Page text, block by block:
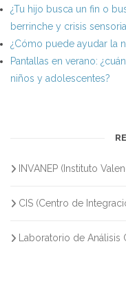
¿Tu hijo busca un fin o
berrinche y crisis
¿Cómo puede ayudar la
Pantallas en verano:
niños y adolescentes?
INVANEP (Instituto
CIS (Centro de
Laboratorio de Análisis